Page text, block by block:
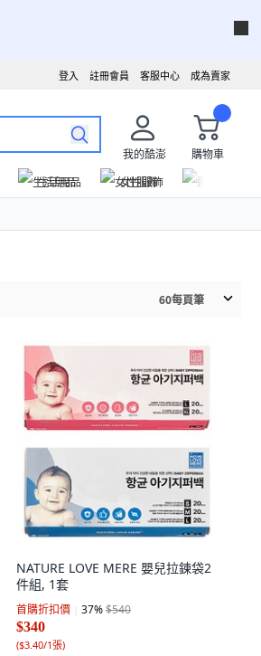
成為賣家
客服中心
註冊會員
登入
我的酷澎
購物車
生活用品 女性服飾
60每頁筆
NATURE LOVE MERE 嬰兒拉鍊袋2
件組, 1套
首購折扣價 37%$540
$340
($3.40/1張)